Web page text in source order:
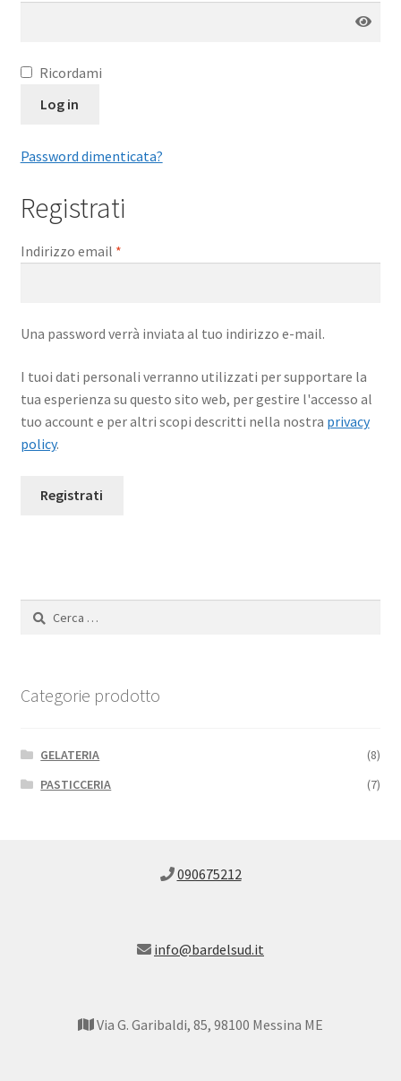
Ricordami
Log in
Password dimenticata?
Registrati
Indirizzo email *
Una password verrà inviata al tuo indirizzo e-mail.
I tuoi dati personali verranno utilizzati per supportare la
tua esperienza su questo sito web, per gestire l'accesso al
tuo account e per altri scopi descritti nella nostra privacy
policy.
Registrati
Ricerca
Categorie prodotto
GELATERIA
(8)
PASTICCERIA
(7)
090675212
info@bardelsud.it
Via G. Garibaldi, 85, 98100 Messina ME